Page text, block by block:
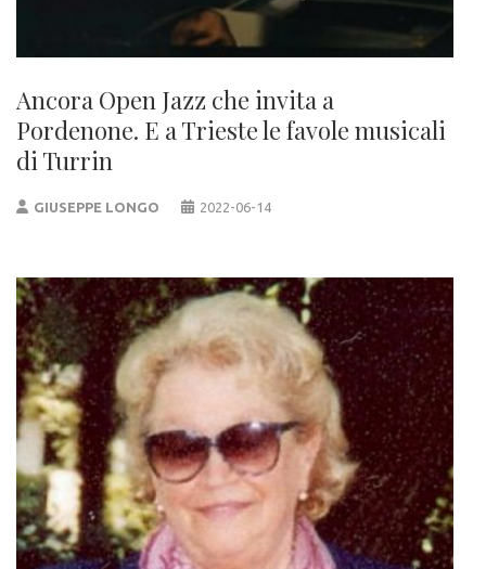
Ancora Open Jazz che invita a
Pordenone. E a Trieste le favole musicali
di Turrin
GIUSEPPE LONGO 2022-06-14